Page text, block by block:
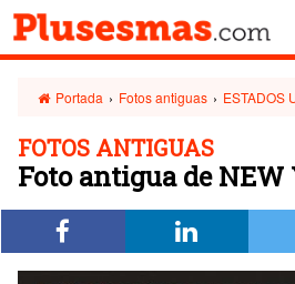
Portada › Fotos antiguas › ESTADOS
FOTOS ANTIGUAS
Foto antigua de NEW